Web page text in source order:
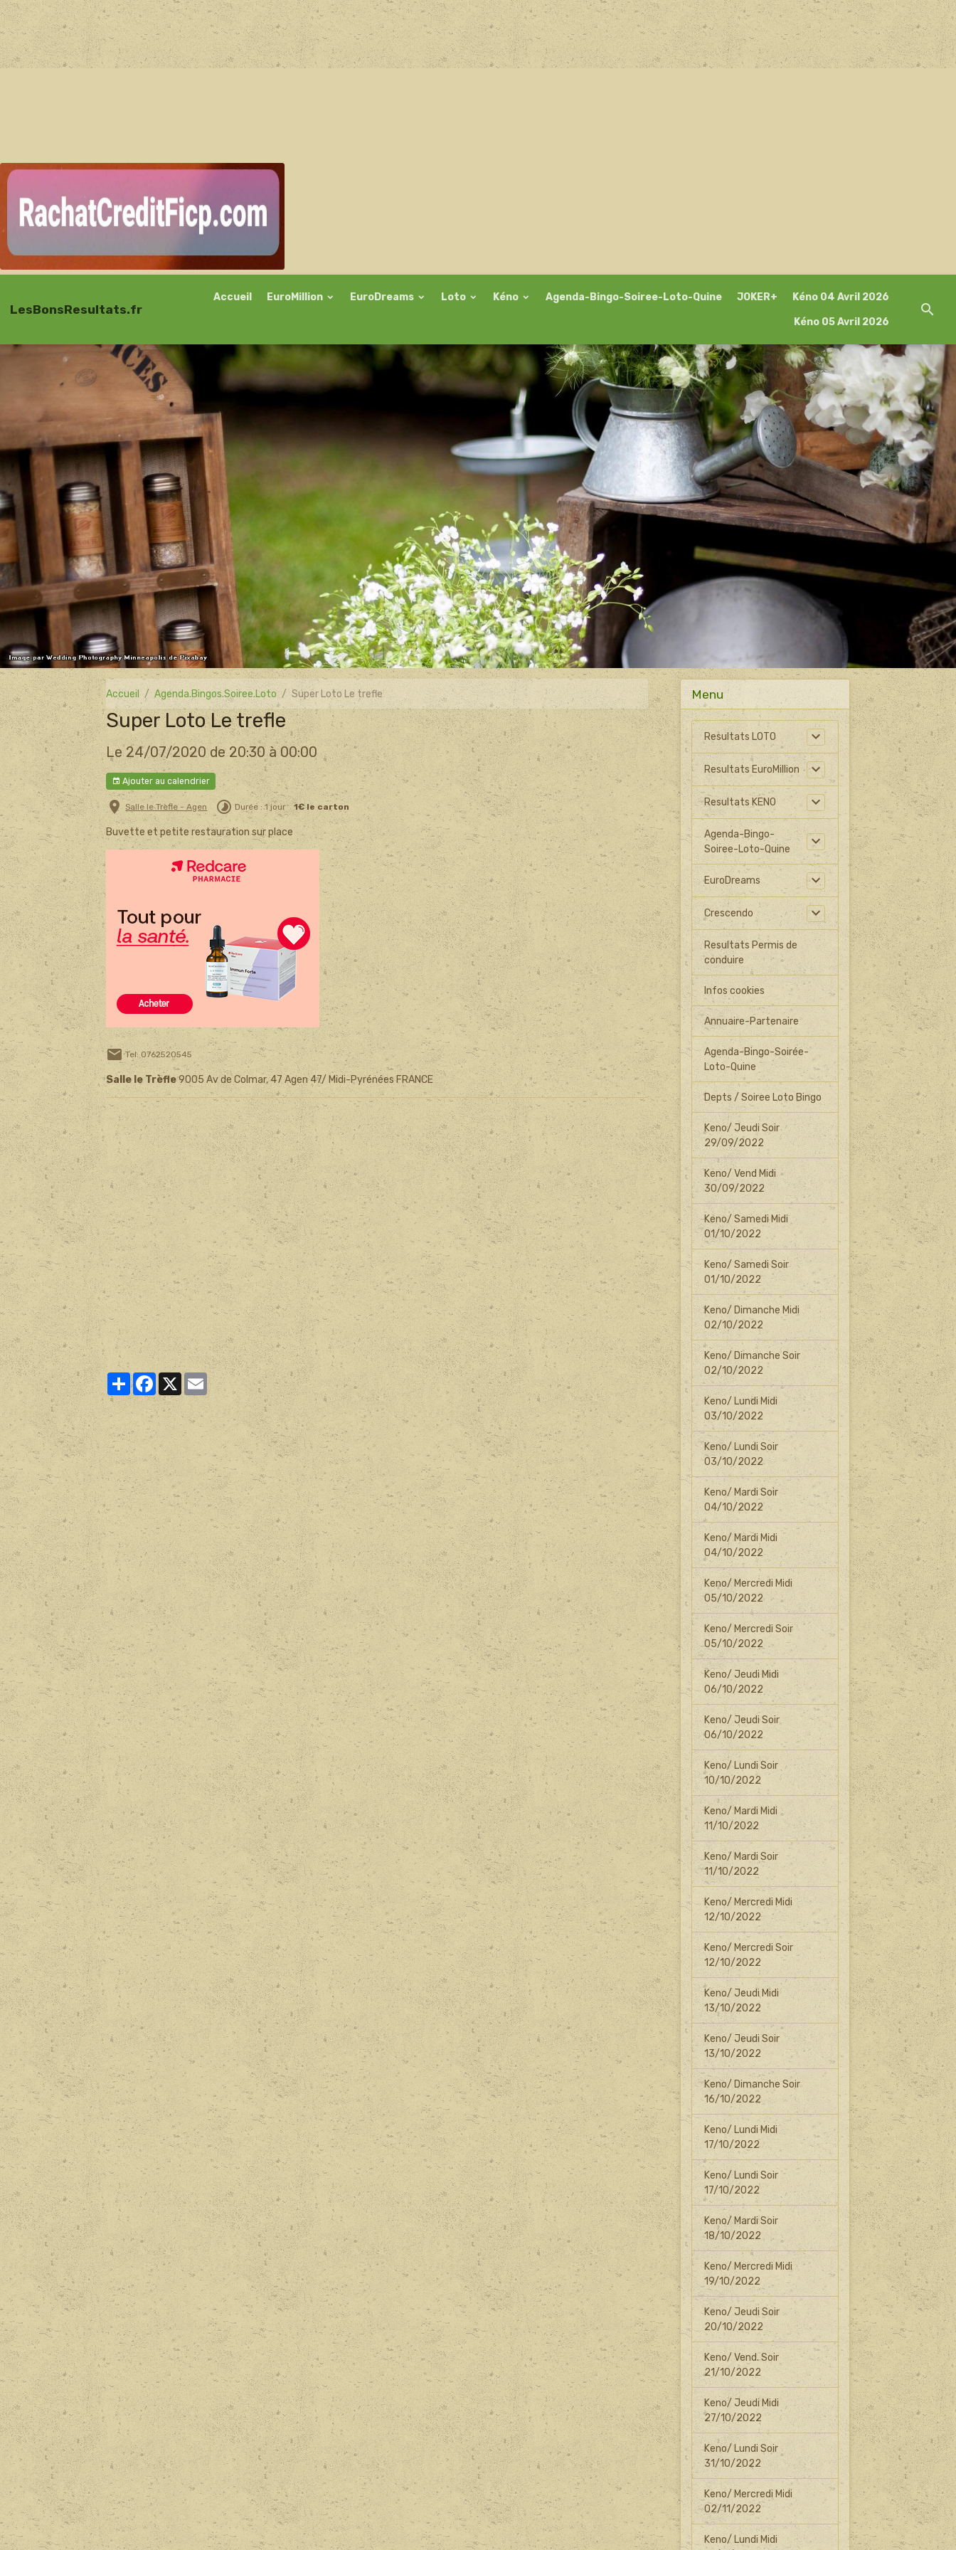
LesBonsResultats.fr
Accueil EuroMillion EuroDreams Loto Kéno Agenda-Bingo-Soiree-Loto-Quine JOKER+ Kéno 04 Avril 2026
Kéno 05 Avril 2026
Accueil Agenda.Bingos.Soiree.Loto Super Loto Le trefle
Super Loto Le trefle
Le 24/07/2020 de 20:30 à 00:00
Ajouter au calendrier
Salle le Trèfle - Agen Durée : 1 jour 1€ le carton
Buvette et petite restauration sur place
Tel: 0762520545
Salle le Trèfle9005 Av de Colmar, 47 Agen 47/ Midi-Pyrénées FRANCE
PartagerFacebook
X Email
Menu
Resultats LOTO
Resultats EuroMillion
Resultats KENO
Agenda-Bingo-
Soiree-Loto-Quine
EuroDreams
Crescendo
Resultats Permis de
conduire
Infos cookies
Annuaire-Partenaire
Agenda-Bingo-Soirée-
Loto-Quine
Depts / Soiree Loto Bingo
Keno/ Jeudi Soir
29/09/2022
Keno/ Vend Midi
30/09/2022
Keno/ Samedi Midi
01/10/2022
Keno/ Samedi Soir
01/10/2022
Keno/ Dimanche Midi
02/10/2022
Keno/ Dimanche Soir
02/10/2022
Keno/ Lundi Midi
03/10/2022
Keno/ Lundi Soir
03/10/2022
Keno/ Mardi Soir
04/10/2022
Keno/ Mardi Midi
04/10/2022
Keno/ Mercredi Midi
05/10/2022
Keno/ Mercredi Soir
05/10/2022
Keno/ Jeudi Midi
06/10/2022
Keno/ Jeudi Soir
06/10/2022
Keno/ Lundi Soir
10/10/2022
Keno/ Mardi Midi
11/10/2022
Keno/ Mardi Soir
11/10/2022
Keno/ Mercredi Midi
12/10/2022
Keno/ Mercredi Soir
12/10/2022
Keno/ Jeudi Midi
13/10/2022
Keno/ Jeudi Soir
13/10/2022
Keno/ Dimanche Soir
16/10/2022
Keno/ Lundi Midi
17/10/2022
Keno/ Lundi Soir
17/10/2022
Keno/ Mardi Soir
18/10/2022
Keno/ Mercredi Midi
19/10/2022
Keno/ Jeudi Soir
20/10/2022
Keno/ Vend. Soir
21/10/2022
Keno/ Jeudi Midi
27/10/2022
Keno/ Lundi Soir
31/10/2022
Keno/ Mercredi Midi
02/11/2022
Keno/ Lundi Midi